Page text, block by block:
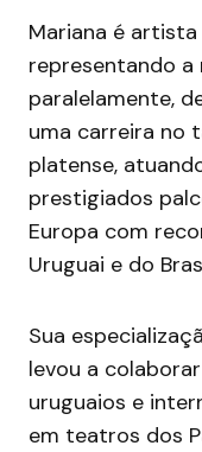
Mariana é
representando a
paralelamente,
uma carreira no
platense,
prestigiados
Europa com
Uruguai e do
Sua
levou a
uruguaios e
em teatros dos